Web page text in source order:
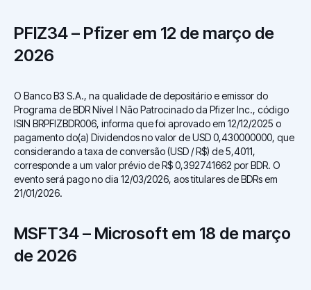
PFIZ34 – Pfizer em 12 de março de
2026
O Banco B3 S.A., na qualidade de depositário e emissor do
Programa de BDR Nível I Não Patrocinado da Pfizer Inc., código
ISIN BRPFIZBDR006, informa que foi aprovado em 12/12/2025 o
pagamento do(a) Dividendos no valor de USD 0,430000000, que
considerando a taxa de conversão (USD / R$) de 5,4011,
corresponde a um valor prévio de R$ 0,392741662 por BDR. O
evento será pago no dia 12/03/2026, aos titulares de BDRs em
21/01/2026.
MSFT34 – Microsoft em 18 de março
de 2026